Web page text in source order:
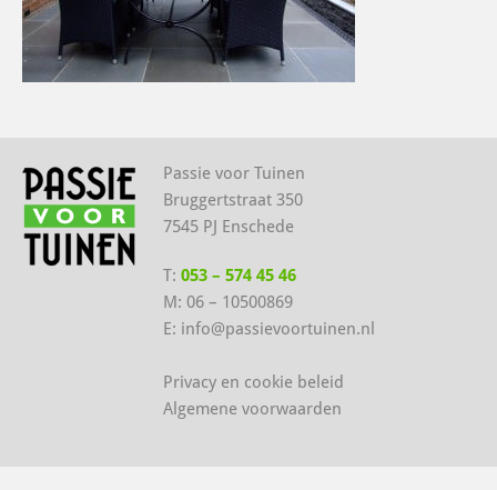
Passie voor Tuinen
Bruggertstraat 350
7545 PJ Enschede
T: 053 – 574 45 46
M: 06 – 10500869
E: info@passievoortuinen.nl
Privacy en cookie beleid
Algemene voorwaarden